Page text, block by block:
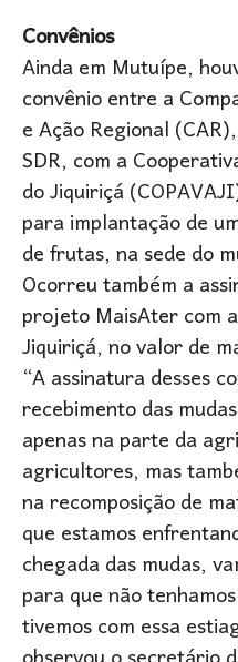
Convênios
Ainda em Mutuípe,
convênio entre a
e Ação Regional
SDR, com a
do Jiquiriçá
para implantação de
de frutas, na sede do
Ocorreu também a
projeto MaisAter com
Jiquiriçá, no valor de
“A assinatura desses
recebimento das
apenas na parte da
agricultores, mas
na recomposição de
que estamos
chegada das mudas,
para que não
tivemos com essa